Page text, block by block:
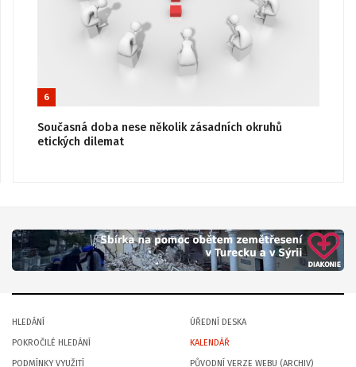
6
Současná doba nese několik zásadních okruhů
etických dilemat
HLEDÁNÍ
POKROČILÉ HLEDÁNÍ
PODMÍNKY VYUŽITÍ
ÚŘEDNÍ DESKA
KALENDÁŘ
PŮVODNÍ VERZE WEBU (ARCHIV)